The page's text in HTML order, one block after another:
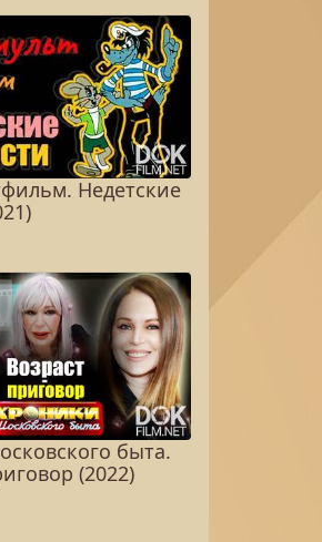
Недетские
быта.
(2022)